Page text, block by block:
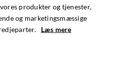
produkter og tjenester,
og marketingsmæssige
Læs mere